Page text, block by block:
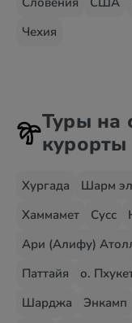
Чехия
Туры на
курорты
Хургада Шарм
Хаммамет
Сусс
Ари (Алифу)
Паттайя
о.
Шарджа
Энкамп